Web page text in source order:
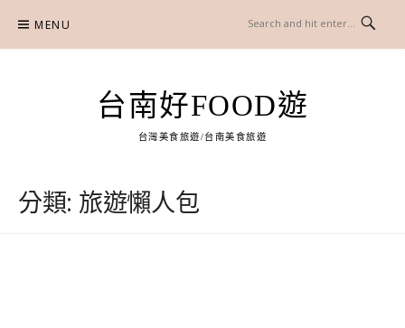
content
MENU
台南好FOOD遊
台灣美食旅遊/台南美食旅遊
分類: 旅遊懶人包